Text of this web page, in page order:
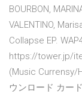
BOURBON,
VALENTINO,
Collapse EP.
https://tower.jp/
(Music Currensy/
ウンロード カー